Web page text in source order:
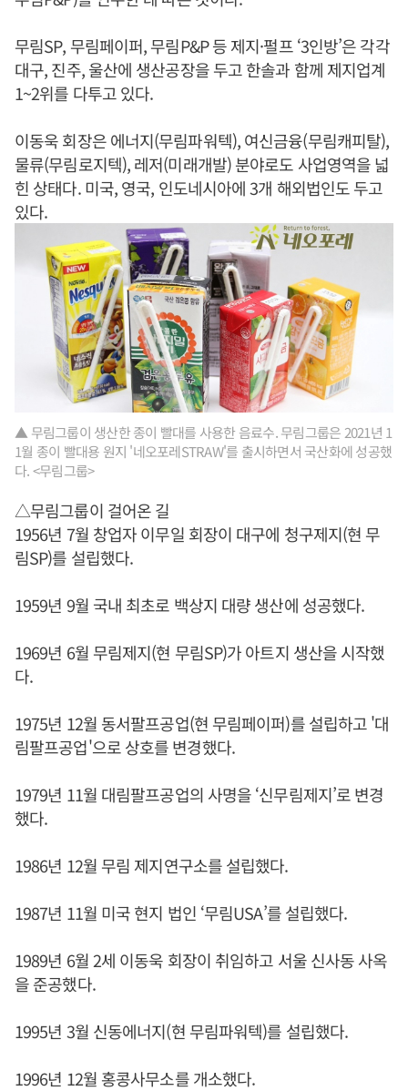
무림SP, 무림페이퍼, 무림P&P 등 제지·펄프 ‘3인방’은 각각
대구, 진주, 울산에 생산공장을 두고 한솔과 함께 제지업계
1~2위를 다투고 있다.
이동욱 회장은 에너지(무림파워텍), 여신금융(무림캐피탈),
물류(무림로지텍), 레저(미래개발) 분야로도 사업영역을 넓
힌 상태다. 미국, 영국, 인도네시아에 3개 해외법인도 두고
있다.
▲ 무림그룹이 생산한 종이 빨대를 사용한 음료수. 무림그룹은 2021년 1
1월 종이 빨대용 원지 '네오포레STRAW'를 출시하면서 국산화에 성공했
다. <무림그룹>
△무림그룹이 걸어온 길
1956년 7월 창업자 이무일 회장이 대구에 청구제지(현 무
림SP)를 설립했다.
1959년 9월 국내 최초로 백상지 대량 생산에 성공했다.
1969년 6월 무림제지(현 무림SP)가 아트지 생산을 시작했
다.
1975년 12월 동서팔프공업(현 무림페이퍼)를 설립하고 '대
림팔프공업'으로 상호를 변경했다.
1979년 11월 대림팔프공업의 사명을 ‘신무림제지’로 변경
했다.
1986년 12월 무림 제지연구소를 설립했다.
1987년 11월 미국 현지 법인 ‘무림USA’를 설립했다.
1989년 6월 2세 이동욱 회장이 취임하고 서울 신사동 사옥
을 준공했다.
1995년 3월 신동에너지(현 무림파워텍)를 설립했다.
1996년 12월 홍콩사무소를 개소했다.